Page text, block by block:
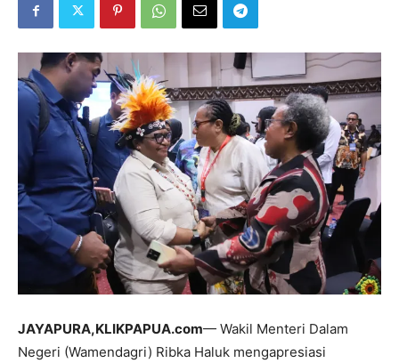
JAYAPURA,KLIKPAPUA.com— Wakil Menteri Dalam
Negeri (Wamendagri) Ribka Haluk mengapresiasi